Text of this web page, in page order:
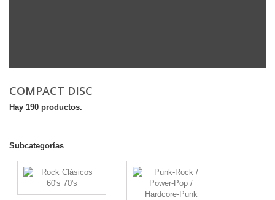
COMPACT DISC
Hay 190 productos.
Subcategorías